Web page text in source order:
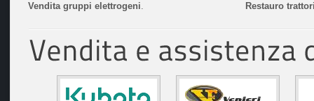
Vendita gruppi elettrogeni.
Restauro